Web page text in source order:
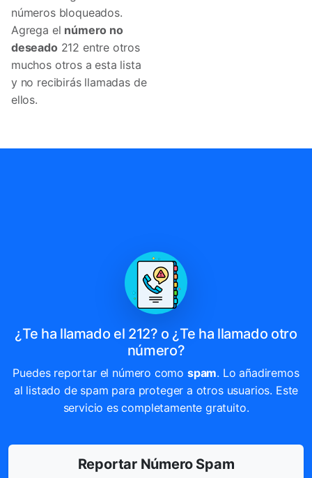
números bloqueados.
Agrega el número no
deseado 212 entre otros
muchos otros a esta lista
y no recibirás llamadas de
ellos.
¿Te ha llamado el 212? o ¿Te ha llamado otro
número?
Puedes reportar el número como spam. Lo añadiremos
al listado de spam para proteger a otros usuarios. Este
servicio es completamente gratuito.
Reportar Número Spam